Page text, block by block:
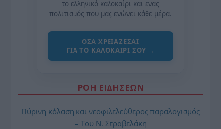
το ελληνικό καλοκαίρι και ένας
πολιτισμός που μας ενώνει κάθε μέρα.
ΌΣΑ ΧΡΕΙΆΖΕΣΑΙ
ΓΙΑ ΤΟ ΚΑΛΟΚΑΊΡΙ ΣΟΥ →
ΡΟΗ ΕΙΔΗΣΕΩΝ
Πύρινη κόλαση και νεοφιλελεύθερος παραλογισμός
– Του Ν. Στραβελάκη